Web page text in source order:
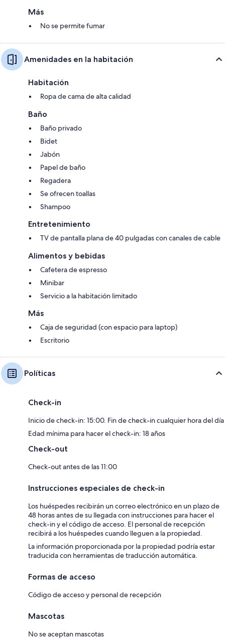
Más
No se permite fumar
Amenidades en la habitación
Habitación
Ropa de cama de alta calidad
Baño
Baño privado
Bidet
Jabón
Papel de baño
Regadera
Se ofrecen toallas
Shampoo
Entretenimiento
TV de pantalla plana de 40 pulgadas con canales de cable
Alimentos y bebidas
Cafetera de espresso
Minibar
Servicio a la habitación limitado
Más
Caja de seguridad (con espacio para laptop)
Escritorio
Políticas
Check-in
Inicio de check-in: 15:00. Fin de check-in cualquier hora del día
Edad mínima para hacer el check-in: 18 años
Check-out
Check-out antes de las 11:00
Instrucciones especiales de check-in
Los huéspedes recibirán un correo electrónico en un plazo de
48 horas antes de su llegada con instrucciones para hacer el
check-in y el código de acceso. El personal de recepción
recibirá a los huéspedes cuando lleguen a la propiedad.
La información proporcionada por la propiedad podría estar
traducida con herramientas de traducción automática.
Formas de acceso
Código de acceso y personal de recepción
Mascotas
No se aceptan mascotas